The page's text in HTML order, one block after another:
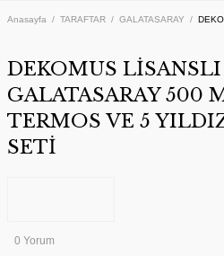
Anasayfa TARAFTAR GALATASARAY
DEKOMUS
GALATASARAY 500
TERMOS VE 5
SETİ
0 Yorum